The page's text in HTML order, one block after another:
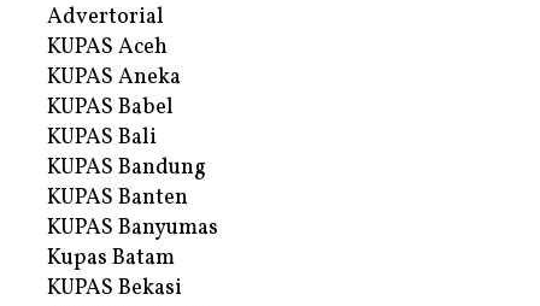
Advertorial
KUPAS Aceh
KUPAS Aneka
KUPAS Babel
KUPAS Bali
KUPAS Bandung
KUPAS Banten
KUPAS Banyumas
Kupas Batam
KUPAS Bekasi